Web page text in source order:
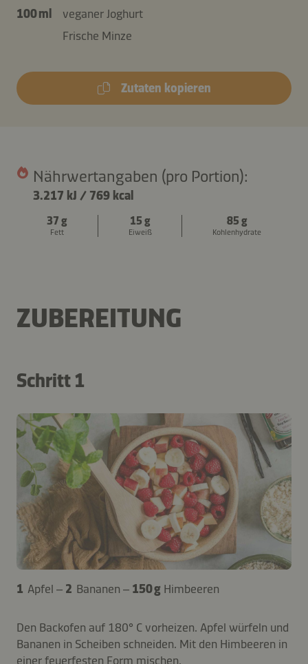
100 ml
veganer Joghurt
Frische Minze
Zutaten kopieren
Nährwertangaben (pro Portion):
3.217 kJ / 769 kcal
37 g
Fett
15 g
Eiweiß
85 g
Kohlenhydrate
ZUBEREITUNG
Schritt 1
1 Apfel – 2 Bananen – 150 g Himbeeren
Den Backofen auf 180° C vorheizen. Apfel würfeln und
Bananen in Scheiben schneiden. Mit den Himbeeren in
einer feuerfesten Form mischen.